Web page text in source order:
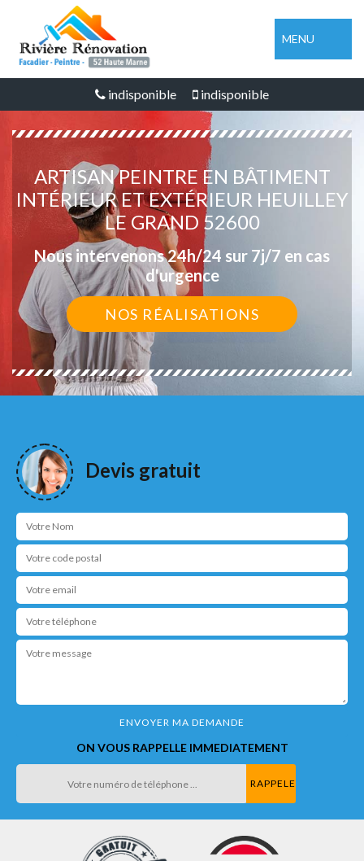
MENU
indisponible indisponible
ARTISAN PEINTRE EN BÂTIMENT
INTÉRIEUR ET EXTÉRIEUR HEUILLEY
LE GRAND 52600
Nous intervenons 24h/24 sur 7j/7 en cas
d'urgence
NOS RÉALISATIONS
Devis gratuit
ON VOUS RAPPELLE IMMEDIATEMENT